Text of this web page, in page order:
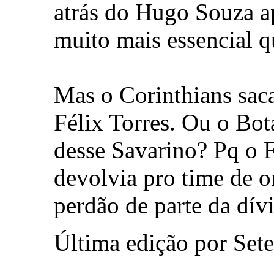
atrás do Hugo Souza
muito mais essencial
Mas o Corinthians
Félix Torres. Ou o
desse Savarino? Pq o
devolvia pro time de
perdão de parte da
Última edição por